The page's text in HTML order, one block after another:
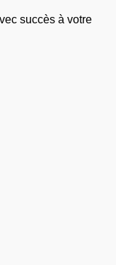
succès à votre